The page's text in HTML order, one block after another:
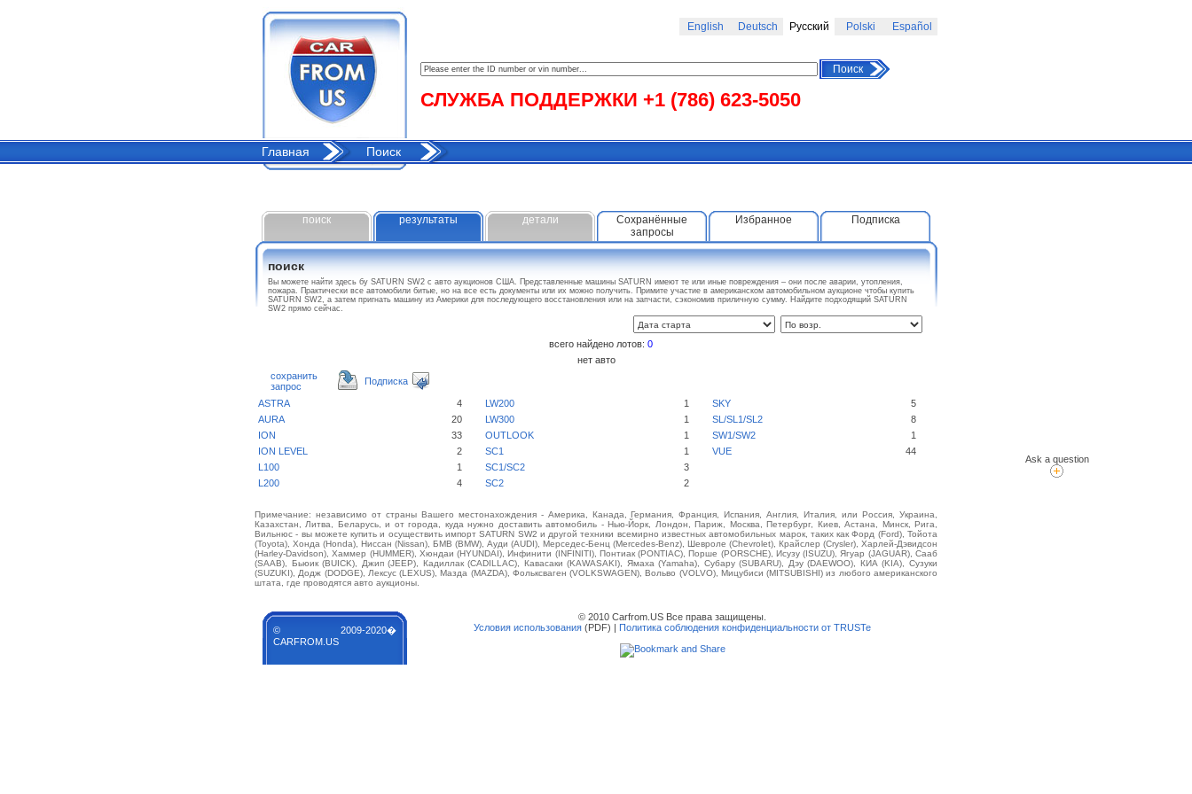
Ask a question
English Deutsch Русский Polski Español
СЛУЖБА ПОДДЕРЖКИ +1 (786) 623-5050
Поиск
Главная Поиск
поиск результаты детали
Сохранённые
запросы
Избранное Подписка
поиск
Вы можете найти здесь бу SATURN SW2 с авто аукционов США. Представленные машины SATURN имеют те или иные повреждения – они после аварии, утопления,
пожара. Практически все автомобили битые, но на все есть документы или их можно получить. Примите участие в американском автомобильном аукционе чтобы купить
SATURN SW2, а затем пригнать машину из Америки для последующего восстановления или на запчасти, сэкономив приличную сумму. Найдите подходящий SATURN
SW2 прямо сейчас.
всего найдено лотов: 0
нет авто
сохранить
запрос
Подписка
ASTRA 4 LW200 1 SKY
5
AURA
20 LW300 1 SL/SL1/SL2
8
ION
33 OUTLOOK 1 SW1/SW2
1
ION LEVEL
2 SC1 1 VUE
44
L100
1 SC1/SC2
3
L200
4 SC2 2
Примечание: независимо от страны Вашего местонахождения - Америка, Канада, Германия, Франция, Испания, Англия, Италия, или Россия, Украина,
Казахстан, Литва, Беларусь, и от города, куда нужно доставить автомобиль - Нью-Йорк, Лондон, Париж, Москва, Петербург, Киев, Астана, Минск, Рига,
Вильнюс - вы можете купить и осуществить импорт SATURN SW2 и другой техники всемирно известных автомобильных марок, таких как Форд (Ford), Тойота
(Toyota), Хонда (Honda), Ниссан (Nissan), БМВ (BMW), Ауди (AUDI), Мерседес-Бенц (Mercedes-Benz), Шевроле (Chevrolet), Крайслер (Crysler), Харлей-Дэвидсон
(Harley-Davidson), Хаммер (HUMMER), Хюндаи (HYUNDAI), Инфинити (INFINITI), Понтиак (PONTIAC), Порше (PORSCHE), Исузу (ISUZU), Ягуар (JAGUAR), Сааб
(SAAB), Бьюик (BUICK), Джип (JEEP), Кадиллак (CADILLAC), Кавасаки (KAWASAKI), Ямаха (Yamaha), Субару (SUBARU), Дэу (DAEWOO), КИА (KIA), Сузуки
(SUZUKI), Додж (DODGE), Лексус (LEXUS), Мазда (MAZDA), Фольксваген (VOLKSWAGEN), Вольво (VOLVO), Мицубиси (MITSUBISHI) из любого американского
штата, где проводятся авто аукционы.
© 2009-2020�
CARFROM.US
© 2010 Carfrom.US Все права защищены.
Условия использования (PDF) | Политика соблюдения конфиденциальности от TRUSTe